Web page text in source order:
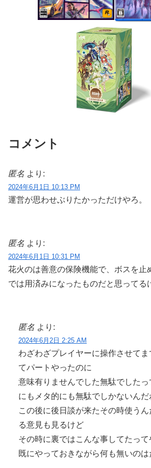
コメント
匿名 より:
2024年6月1日 10:13 PM
運営が思わせぶりたかっただけやろ。
匿名 より:
2024年6月1日 10:31 PM
花火のは善意の保険機能で、ボスを止
では用済みになったものだと思ってる
匿名 より:
2024年6月2日 2:25 AM
わざわざプレイヤーに操作させて
てパートやったのに
意味有りませんでした無駄でした
にもメタ的にも無駄でしかないんだ
この後に後日談が来たその時使う
る意見も見るけど
その時に裏ではこんな事してたっ
既にやっておきながら何も無いの